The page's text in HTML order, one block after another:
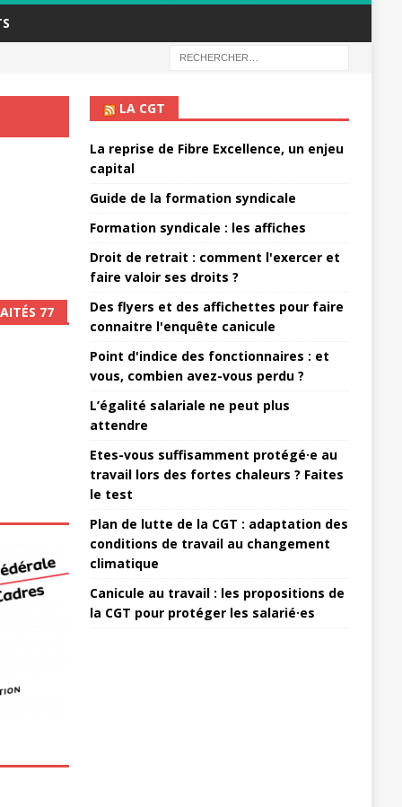
77
LA CGT
La reprise de Fibre Excellence, un enjeu
capital
Guide de la formation syndicale
Formation syndicale : les affiches
Droit de retrait : comment l'exercer et
faire valoir ses droits ?
Des flyers et des affichettes pour faire
connaitre l'enquête canicule
Point d'indice des fonctionnaires : et
vous, combien avez-vous perdu ?
L’égalité salariale ne peut plus
attendre
Etes-vous suffisamment protégé·e au
travail lors des fortes chaleurs ? Faites
le test
Plan de lutte de la CGT : adaptation des
conditions de travail au changement
climatique
Canicule au travail : les propositions de
la CGT pour protéger les salarié·es